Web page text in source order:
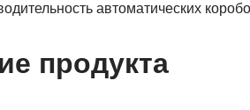
автоматических
продукта